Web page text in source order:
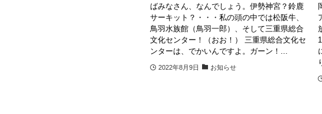
ばみなさん、なんでしょう。伊勢神宮？鈴鹿
サーキット？・・・私の頭の中では松阪牛、
鳥羽水族館（鳥羽一郎）、そして三重県総合
文化センター！（おお！） 三重県総合文化セ
ンターは、でかいんですよ。ガーン！...
2022年8月9日 お知らせ